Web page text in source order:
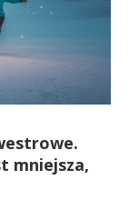
mniejsza,